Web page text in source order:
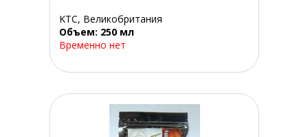
KTC, Великобритания
Объем: 250 мл
Временно нет